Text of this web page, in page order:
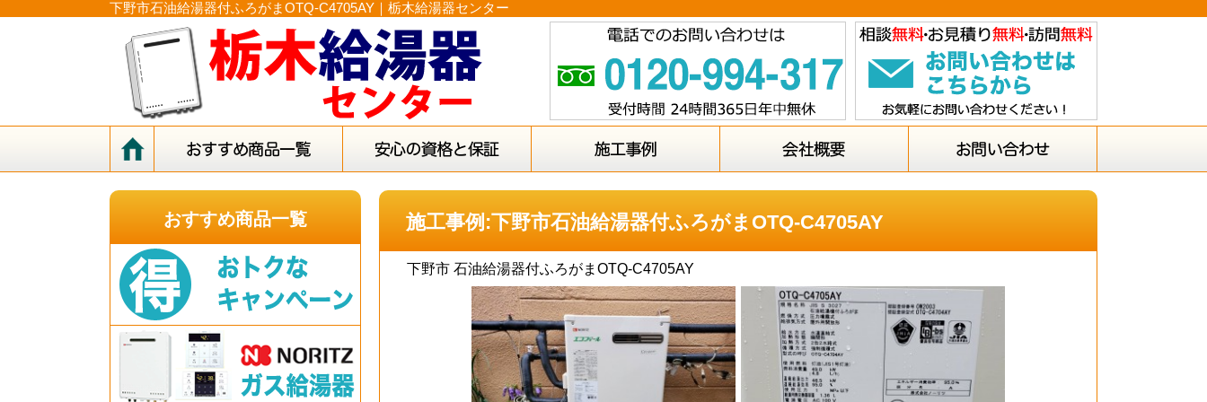
下野市石油給湯器付ふろがまOTQ-C4705AY｜栃木給湯器センター
施工事例:下野市石油給湯器付ふろがまOTQ-C4705AY
下野市 石油給湯器付ふろがまOTQ-C4705AY
おすすめ商品一覧